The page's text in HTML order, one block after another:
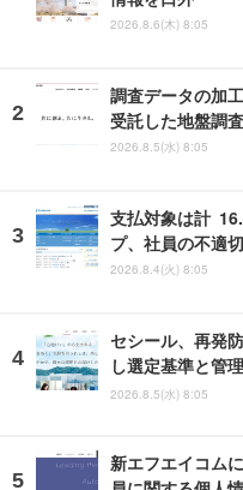
2026.8.6(木) 8:05
調査データの加
受託した地盤調
2026.8.5(水) 8:05
支払対象は計
プ、社員の不適
2026.8.4(火) 8:05
セシール、再発
し選定基準と管
2026.8.5(水) 8:05
新エフエイコム